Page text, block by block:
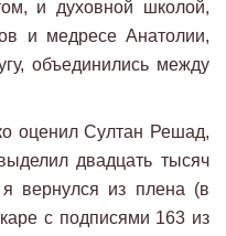
и духовной школой,
и медресе Анатолии,
объединились между
оценил Султан Решад,
двадцать тысяч
вернулся из плена (в
с подписями 163 из